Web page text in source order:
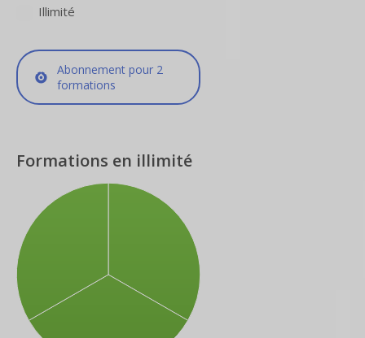
Illimité
Abonnement pour 2
formations
Formations en illimité